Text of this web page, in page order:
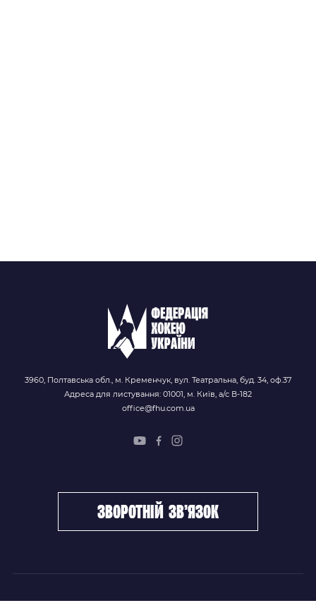
3960, Полтавська обл., м. Кременчук, вул. Театральна, буд. 34, оф.37
Адреса для листування: 01001, м. Київ, а/с В-182
office@fhu.com.ua
зворотній зв’язок